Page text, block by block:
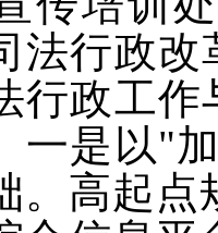
法行政
行政工
一是以"
。高起点